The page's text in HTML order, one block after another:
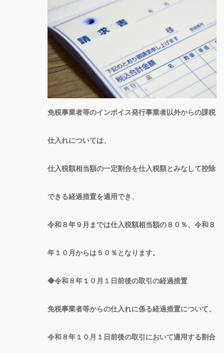
免税事業者等のインボイス発行事業者以外からの課税
仕入れについては、
仕入税額相当額の一定割合を仕入税額とみなして控除
できる経過措置を適用でき、
令和８年９月までは仕入税額相当額の８０％、令和８
年１０月からは５０％となります。
◆令和８年１０月１日前後の取引の経過措置
免税事業者等からの仕入れに係る経過措置について、
令和８年１０月１日前後の取引において適用する割合